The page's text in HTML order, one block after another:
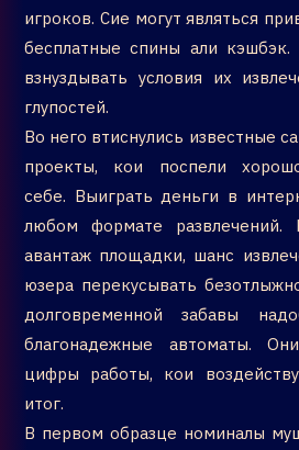
игроков. Сие могут являться
бесплатные спины али
взнуздывать условия их
глупостей.
Во него втиснулись известные
проекты, кои поспели хорошо
себе. Выиграть деньги в
любом формате
авантаж площадки, шанс
юзера перекусывать
долговременной забавы
благонадежные автоматы.
цифры работы, кои
итог.
В первом образце номиналы